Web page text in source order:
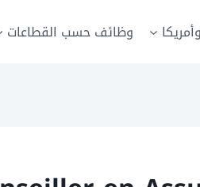
وظائف حسب القطاعات